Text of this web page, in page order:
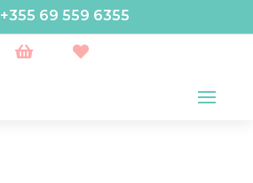
+355 69 559 6355
 